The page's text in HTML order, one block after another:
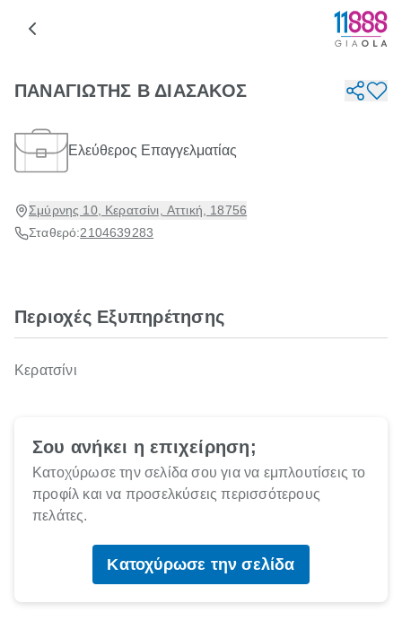
ΠΑΝΑΓΙΩΤΗΣ Β ΔΙΑΣΑΚΟΣ
Ελεύθερος Επαγγελματίας
Σμύρνης 10, Κερατσίνι, Αττική, 18756
Σταθερό:2104639283
Περιοχές Εξυπηρέτησης
Κερατσίνι
Σου ανήκει η επιχείρηση;
Κατοχύρωσε την σελίδα σου για να εμπλουτίσεις το
προφίλ και να προσελκύσεις περισσότερους
πελάτες.
Κατοχύρωσε την σελίδα